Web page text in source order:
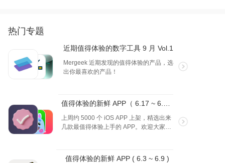
热门专题
近期值得体验的数字工具 9 月 Vol.1
Mergeek 近期发现的值得体验的产品，选
出你最喜欢的产品！
上周约 5000 个 iOS APP 上架，精选出来
几款最值得体验上手的 APP。欢迎大家投
值得体验的新鲜 APP ( 6.3 ~ 6.9 )